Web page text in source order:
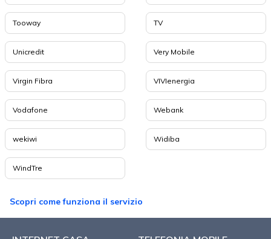
Tooway TV
Unicredit Very Mobile
Virgin Fibra VIVIenergia
Vodafone Webank
wekiwi Widiba
WindTre
Scopri come funziona il servizio